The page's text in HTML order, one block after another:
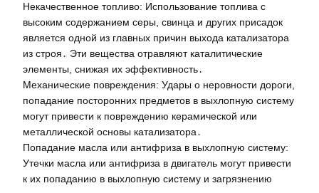
Некачественное топливо: Использование топлива с
высоким содержанием серы, свинца и других присадок
является одной из главных причин выхода катализатора
из строя․ Эти вещества отравляют каталитические
элементы, снижая их эффективность․
Механические повреждения: Удары о неровности дороги,
попадание посторонних предметов в выхлопную систему
могут привести к повреждению керамической или
металлической основы катализатора․
Попадание масла или антифриза в выхлопную систему:
Утечки масла или антифриза в двигатель могут привести
к их попаданию в выхлопную систему и загрязнению